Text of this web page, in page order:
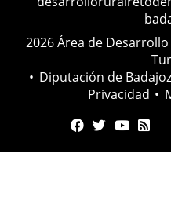
2026 Área de
• Diputación de Badajoz
Privacidad •